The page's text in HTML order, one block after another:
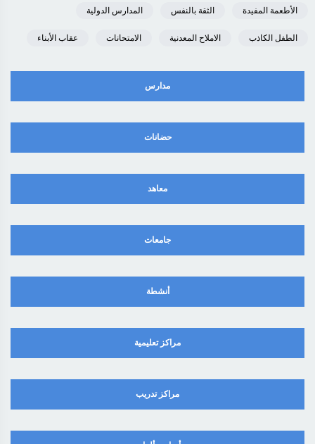
الأطعمة المفيدة الثقة بالنفس المدارس الدولية
الطفل الكاذب الاملاح المعدنية الامتحانات عقاب الأبناء
مدارس
حضانات
معاهد
جامعات
أنشطة
مراكز تعليمية
مراكز تدريب